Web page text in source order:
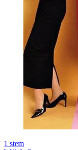
1 stem